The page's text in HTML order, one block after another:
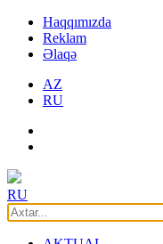
Haqqımızda
Reklam
Əlaqə
AZ
RU
RU